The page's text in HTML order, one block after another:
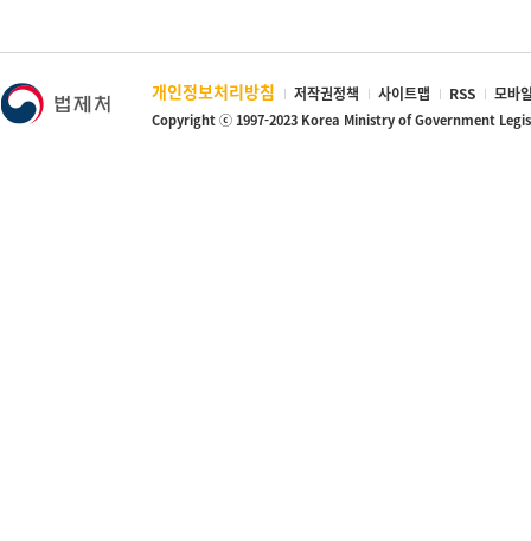
개인정보처리방침 저작권정책 사이트맵 RSS 모바
Copyright ⓒ 1997-2023 Korea Ministry of Government